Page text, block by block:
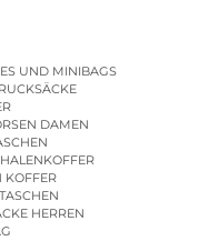
UND MINIBAGS
DAMEN
KOFFER
HERREN